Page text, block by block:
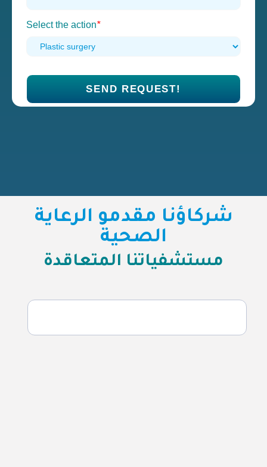
Select the action*
شركاؤنا مقدمو الرعاية
الصحية
مستشفياتنا المتعاقدة